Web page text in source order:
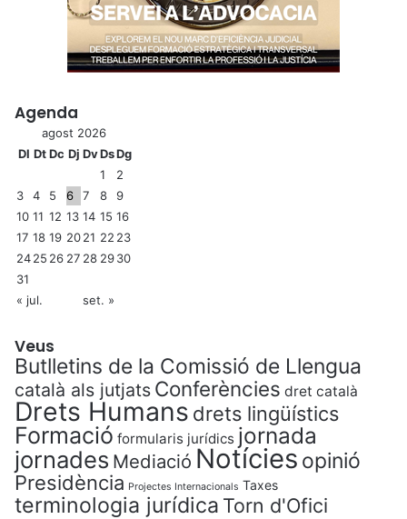
Agenda
agost 2026
Dl DtDc Dj DvDsDg
1
2
3
4 5 6 7 8
9
10 11 12 13 14 15 16
17 18 19 2021 22 23
2425 26 27 28 2930
31
« jul.
set. »
Veus
Butlletins de la Comissió de Llengua
català als jutjats Conferències dret català
Drets Humans drets lingüístics
Formació formularis jurídics jornada
jornades Mediació Notícies opinió
Presidència Projectes Internacionals Taxes
terminologia jurídica Torn d'Ofici